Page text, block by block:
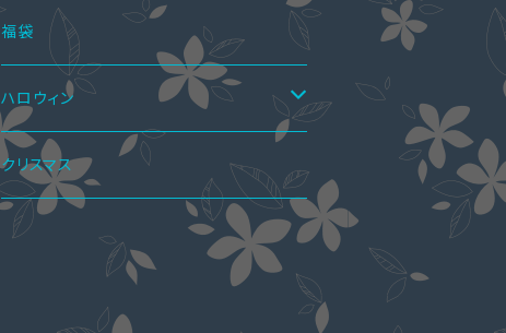
ペアシャツ＆ワンピ
ペアパーカ
ペアマフラー
ペアアクセサリー
オールインワン・パンツドレス
ブラウス
ドレスインナー
アクセサリー
ブラストラップ
ジャケット
ショートブーツ・ブーティー
ハーフブーツ
ショートブーツ・ブーティー
パンプス
ニーハイブーツ
春ブーツ
カーディガン
Tシャツ
ニット・セーター
パーカー
ボトムス
レギンス
スカート
パンツ
ジャケット
オールインワン
水着
4点セット
2点セット
ワンピーススーツ
スカートスーツ
3点セット
5点セット
福袋
ハロウィン
ロリータ服
メイド服
クリスマス